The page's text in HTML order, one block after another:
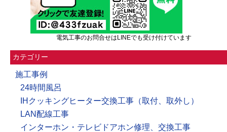
電気工事のお問合せはLINEでも受け付けています
カテゴリー
施工事例
24時間風呂
IHクッキングヒーター交換工事（取付、取外し）
LAN配線工事
インターホン・テレビドアホン修理、交換工事